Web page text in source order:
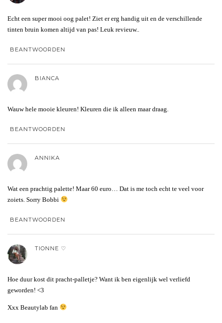
Echt een super mooi oog palet! Ziet er erg handig uit en de verschillende
tinten bruin komen altijd van pas! Leuk revieuw..
BEANTWOORDEN
BIANCA
Wauw hele mooie kleuren! Kleuren die ik alleen maar draag.
BEANTWOORDEN
ANNIKA
Wat een prachtig palette! Maar 60 euro… Dat is me toch echt te veel voor
zoiets. Sorry Bobbi
BEANTWOORDEN
TIONNE ♡
Hoe duur kost dit pracht-palletje? Want ik ben eigenlijk wel verliefd
geworden! <3
Xxx Beautylab fan